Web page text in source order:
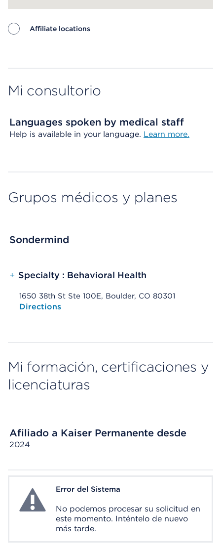
Affiliate locations
Mi consultorio
Languages spoken by medical staff
Help is available in your language. Learn more.
Grupos médicos y planes
Sondermind
+ Specialty : Behavioral Health
1650 38th St Ste 100E, Boulder, CO 80301
Opens native map application on mobile devices
Directions
Mi formación, certificaciones y
licenciaturas
Afiliado a Kaiser Permanente desde
2024
System ErrorError del Sistema
No podemos procesar su solicitud en
este momento. Inténtelo de nuevo
más tarde.